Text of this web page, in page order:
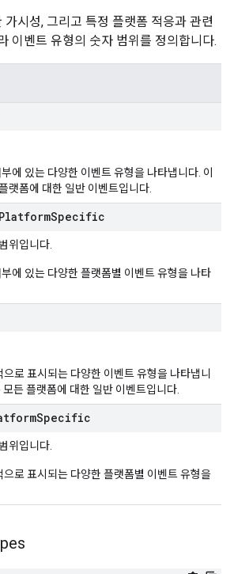
가시성, 그리고 특정 플랫폼 적응과 관련
이벤트 유형의 숫자 범위를 정의합니다.
에 있는 다양한 이벤트 유형을 나타냅니다. 이
랫폼에 대한 일반 이벤트입니다.
PlatformSpecific
위입니다.
에 있는 다양한 플랫폼별 이벤트 유형을 나타
로 표시되는 다양한 이벤트 유형을 나타냅니
든 플랫폼에 대한 일반 이벤트입니다.
Specific
위입니다.
로 표시되는 다양한 플랫폼별 이벤트 유형을